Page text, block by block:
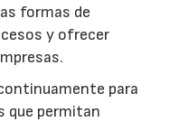
formas de
y ofrecer
para
que permitan